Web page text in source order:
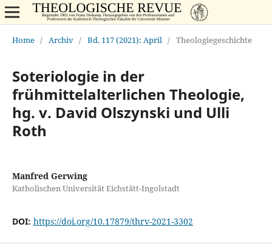
Home / Archiv / Bd. 117 (2021): April / Theologiegeschichte
Soteriologie in der
frühmittelalterlichen Theologie,
hg. v. David Olszynski und Ulli
Roth
Manfred Gerwing
Katholischen Universität Eichstätt-Ingolstadt
DOI: https://doi.org/10.17879/thrv-2021-3302